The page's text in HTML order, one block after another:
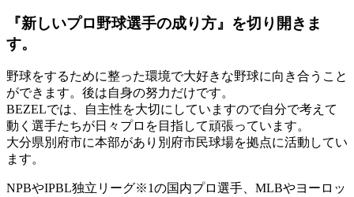
『新しいプロ野球選手の成り方』を切り開きま
す。
野球をするために整った環境で大好きな野球に向き合うこと
ができます。後は自身の努力だけです。
BEZELでは、自主性を大切にしていますので自分で考えて
動く選手たちが日々プロを目指して頑張っています。
大分県別府市に本部があり別府市民球場を拠点に活動してい
ます。
NPBやIPBL独立リーグ※1の国内プロ選手、MLBやヨーロッ